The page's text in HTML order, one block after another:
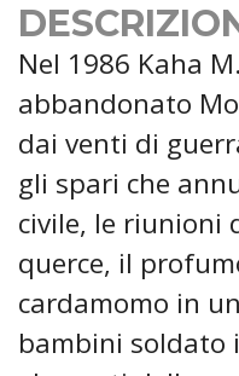
Nel 1986 Kaha
abbandonato
dai venti di
gli spari che
civile, le riunioni
querce, il
cardamomo in
bambini soldato